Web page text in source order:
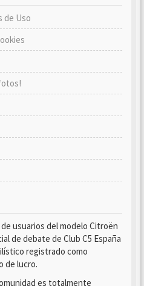
de Uso
usuarios del modelo Citroën
de debate de Club C5 España
registrado como
de lucro.
es totalmente